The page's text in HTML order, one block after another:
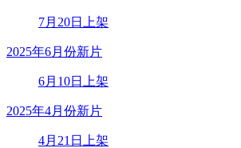
7月20日上架
2025年6月份新片
6月10日上架
2025年4月份新片
4月21日上架